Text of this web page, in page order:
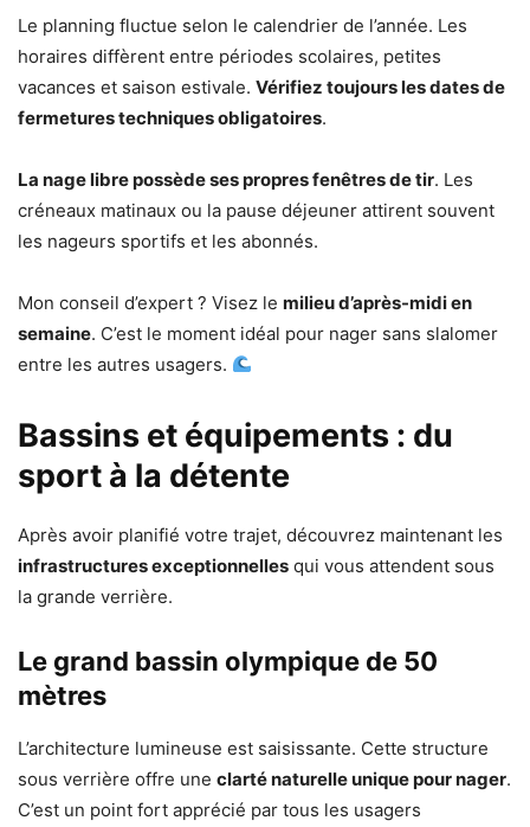
Le planning fluctue selon le calendrier de l’année. Les
horaires diffèrent entre périodes scolaires, petites
vacances et saison estivale. Vérifiez toujours les dates de
fermetures techniques obligatoires.
La nage libre possède ses propres fenêtres de tir. Les
créneaux matinaux ou la pause déjeuner attirent souvent
les nageurs sportifs et les abonnés.
Mon conseil d’expert ? Visez le milieu d’après-midi en
semaine. C’est le moment idéal pour nager sans slalomer
entre les autres usagers.
Bassins et équipements : du
sport à la détente
Après avoir planifié votre trajet, découvrez maintenant les
infrastructures exceptionnelles qui vous attendent sous
la grande verrière.
Le grand bassin olympique de 50
mètres
L’architecture lumineuse est saisissante. Cette structure
sous verrière offre une clarté naturelle unique pour nager.
C’est un point fort apprécié par tous les usagers